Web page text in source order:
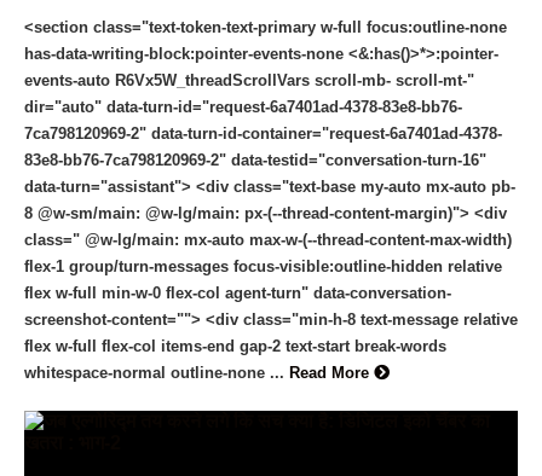
<section class="text-token-text-primary w-full focus:outline-none
has-data-writing-block:pointer-events-none <&:has()>*>:pointer-
events-auto R6Vx5W_threadScrollVars scroll-mb- scroll-mt-"
dir="auto" data-turn-id="request-6a7401ad-4378-83e8-bb76-
7ca798120969-2" data-turn-id-container="request-6a7401ad-4378-
83e8-bb76-7ca798120969-2" data-testid="conversation-turn-16"
data-turn="assistant"> <div class="text-base my-auto mx-auto pb-
8 @w-sm/main: @w-lg/main: px-(--thread-content-margin)"> <div
class=" @w-lg/main: mx-auto max-w-(--thread-content-max-width)
flex-1 group/turn-messages focus-visible:outline-hidden relative
flex w-full min-w-0 flex-col agent-turn" data-conversation-
screenshot-content=""> <div class="min-h-8 text-message relative
flex w-full flex-col items-end gap-2 text-start break-words
whitespace-normal outline-none ... Read More